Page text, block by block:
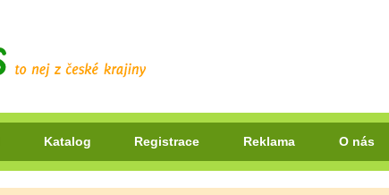
Katalog Registrace Reklama O nás